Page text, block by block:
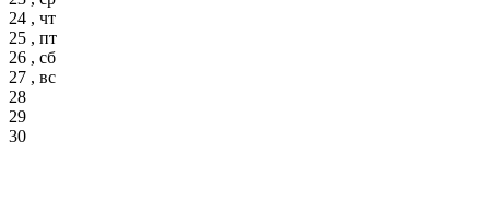
24 , чт
25 , пт
26 , сб
27 , вс
28
29
30